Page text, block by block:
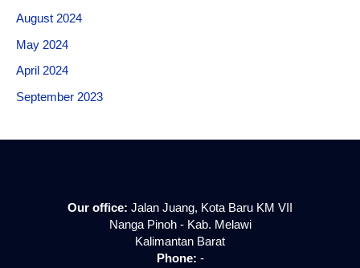
August 2024
May 2024
April 2024
September 2023
Our office: Jalan Juang, Kota Baru KM VII
Nanga Pinoh - Kab. Melawi
Kalimantan Barat
Phone: -